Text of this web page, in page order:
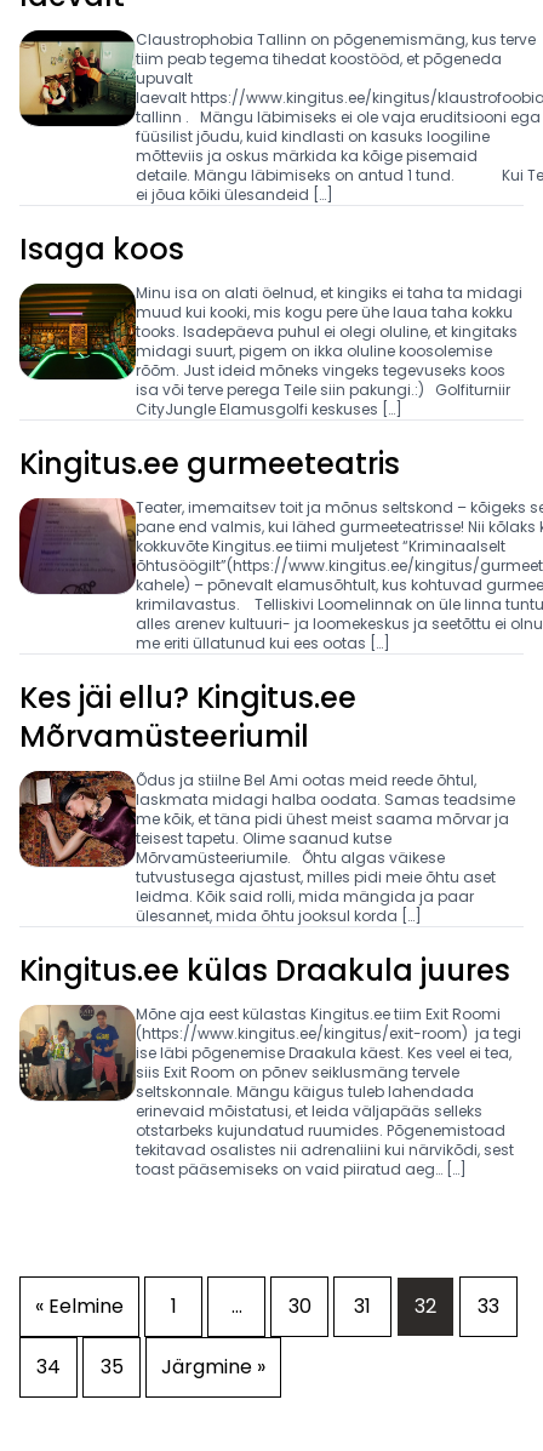
Claustrophobia Tallinn on põgenemismäng, kus terve
tiim peab tegema tihedat koostööd, et põgeneda
upuvalt
laevalt https://www.kingitus.ee/kingitus/
tallinn . Mängu läbimiseks ei ole vaja eruditsiooni ega
füüsilist jõudu, kuid kindlasti on kasuks loogiline
mõtteviis ja oskus märkida ka kõige pisemaid
detaile. Mängu läbimiseks on antud 1 tund. Kui Te
ei jõua kõiki ülesandeid […]
Isaga koos
Minu isa on alati öelnud, et kingiks ei taha ta midagi
muud kui kooki, mis kogu pere ühe laua taha kokku
tooks. Isadepäeva puhul ei olegi oluline, et kingitaks
midagi suurt, pigem on ikka oluline koosolemise
rõõm. Just ideid mõneks vingeks tegevuseks koos
isa või terve perega Teile siin pakungi.:) Golfiturniir
CityJungle Elamusgolfi keskuses […]
Kingitus.ee gurmeeteatris
Teater, imemaitsev toit ja mõnus seltskond – kõigeks
pane end valmis, kui lähed gurmeeteatrisse! Nii kõlaks
kokkuvõte Kingitus.ee tiimi muljetest “Kriminaalselt
õhtusöögilt”(https://www.kingitus.ee/kingitus/
kahele) – põnevalt elamusõhtult, kus kohtuvad
krimilavastus. Telliskivi Loomelinnak on üle linna
alles arenev kultuuri- ja loomekeskus ja seetõttu ei
me eriti üllatunud kui ees ootas […]
Kes jäi ellu? Kingitus.ee
Mõrvamüsteeriumil
Õdus ja stiilne Bel Ami ootas meid reede õhtul,
laskmata midagi halba oodata. Samas teadsime
me kõik, et täna pidi ühest meist saama mõrvar ja
teisest tapetu. Olime saanud kutse
Mõrvamüsteeriumile. Õhtu algas väikese
tutvustusega ajastust, milles pidi meie õhtu aset
leidma. Kõik said rolli, mida mängida ja paar
ülesannet, mida õhtu jooksul korda […]
Kingitus.ee külas Draakula juures
Mõne aja eest külastas Kingitus.ee tiim Exit Roomi
(https://www.kingitus.ee/kingitus/exit-room) ja tegi
ise läbi põgenemise Draakula käest. Kes veel ei tea,
siis Exit Room on põnev seiklusmäng tervele
seltskonnale. Mängu käigus tuleb lahendada
erinevaid mõistatusi, et leida väljapääs selleks
otstarbeks kujundatud ruumides. Põgenemistoad
tekitavad osalistes nii adrenaliini kui närvikõdi, sest
toast pääsemiseks on vaid piiratud aeg… […]
« Eelmine 1 … 30 31 32 33
34 35 Järgmine »